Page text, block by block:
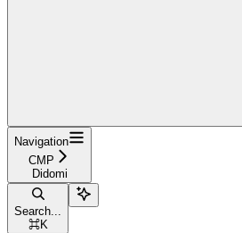
Navigation
CMP
Didomi
Search...
⌘K